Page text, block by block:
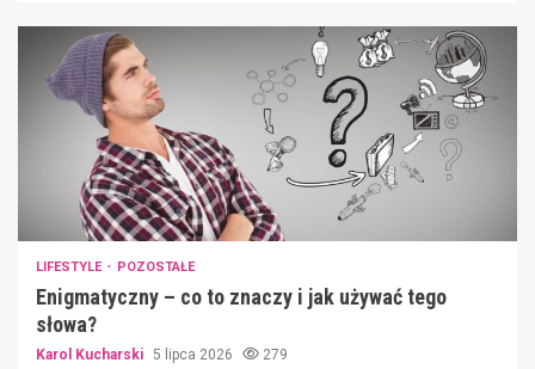
LIFESTYLE POZOSTAŁE
Enigmatyczny – co to znaczy i jak używać tego
słowa?
Karol Kucharski 5 lipca 2026 279